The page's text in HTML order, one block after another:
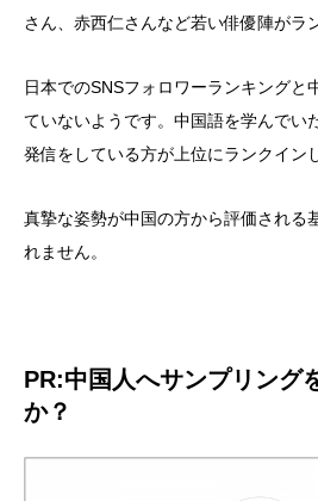
さん、赤西仁さんなど若い俳優陣がラ
日本でのSNSフォロワーランキングと
ていないようです。中国語を学んでい
発信をしている方が上位にランクイン
真摯な姿勢が中国の方から評価される
れません。
PR:中国人へサンプリング
か？